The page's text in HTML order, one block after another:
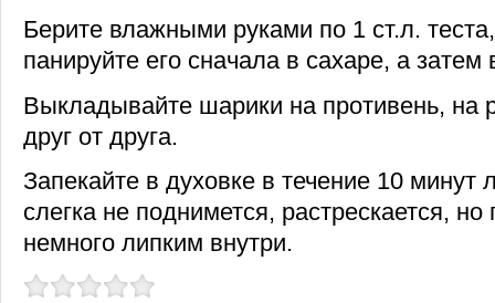
Берите влажными руками по 1 ст.л.
панируйте его сначала в сахаре, а затем
Выкладывайте шарики на противень, на
друг от друга.
Запекайте в духовке в течение 10 минут
слегка не поднимется, растрескается, но
немного липким внутри.